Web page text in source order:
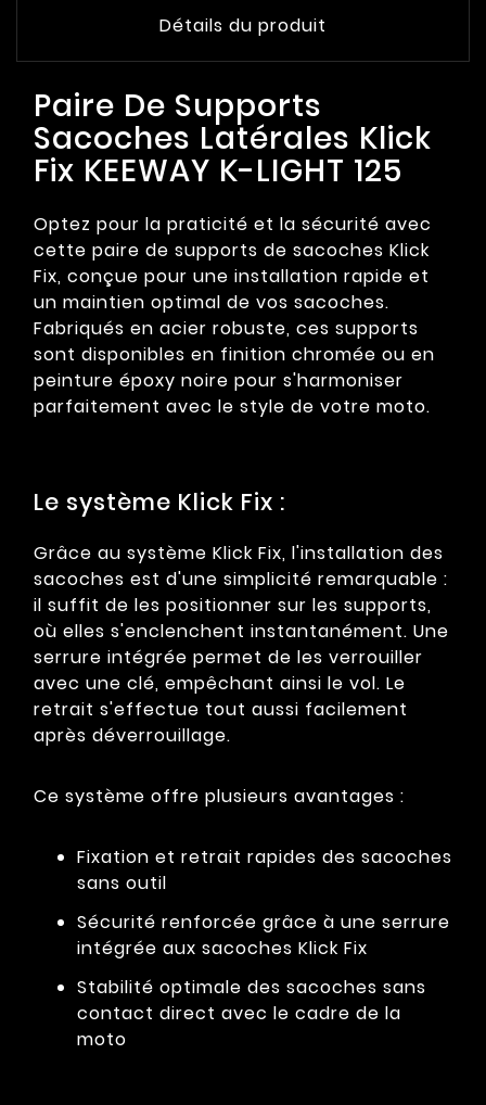
Détails du produit
Paire De Supports
Sacoches Latérales Klick
Fix KEEWAY K-LIGHT 125
Optez pour la praticité et la sécurité avec
cette paire de supports de sacoches Klick
Fix, conçue pour une installation rapide et
un maintien optimal de vos sacoches.
Fabriqués en acier robuste, ces supports
sont disponibles en finition chromée ou en
peinture époxy noire pour s'harmoniser
parfaitement avec le style de votre moto.
Le système Klick Fix :
Grâce au système Klick Fix, l'installation des
sacoches est d'une simplicité remarquable :
il suffit de les positionner sur les supports,
où elles s'enclenchent instantanément. Une
serrure intégrée permet de les verrouiller
avec une clé, empêchant ainsi le vol. Le
retrait s'effectue tout aussi facilement
après déverrouillage.
Ce système offre plusieurs avantages :
Fixation et retrait rapides des sacoches
sans outil
Sécurité renforcée grâce à une serrure
intégrée aux sacoches Klick Fix
Stabilité optimale des sacoches sans
contact direct avec le cadre de la
moto